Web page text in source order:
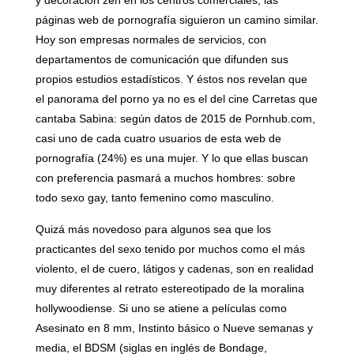
páginas web de pornografía siguieron un camino similar.
Hoy son empresas normales de servicios, con
departamentos de comunicación que difunden sus
propios estudios estadísticos. Y éstos nos revelan que
el panorama del porno ya no es el del cine Carretas que
cantaba Sabina: según datos de 2015 de Pornhub.com,
casi uno de cada cuatro usuarios de esta web de
pornografía (24%) es una mujer. Y lo que ellas buscan
con preferencia pasmará a muchos hombres: sobre
todo sexo gay, tanto femenino como masculino.
Quizá más novedoso para algunos sea que los
practicantes del sexo tenido por muchos como el más
violento, el de cuero, látigos y cadenas, son en realidad
muy diferentes al retrato estereotipado de la moralina
hollywoodiense. Si uno se atiene a películas como
Asesinato en 8 mm, Instinto básico o Nueve semanas y
media, el BDSM (siglas en inglés de Bondage,